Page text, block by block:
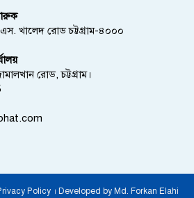
খালেদ রোড চট্টগ্রাম-৪০০০
রোড, চট্টগ্রাম।
। Privacy Policy । Developed by Md. Forkan Elahi